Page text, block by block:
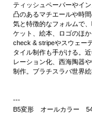
ティッシュペーパーやイ
凸のあるマチエールや時
気と特徴的なフォルムで
ケット、絵本、ロゴのほ
check & stripeやスウェー
タイル制作も手がける。
レーション化、西海陶器
制作。ブラチスラバ世界
---
B5変形 オールカラー